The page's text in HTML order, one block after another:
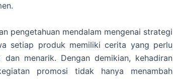
pengetahuan mendalam mengenai strategi
setiap produk memiliki cerita yang perlu
menarik. Dengan demikian, kehadiran
promosi tidak hanya menambah